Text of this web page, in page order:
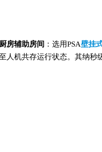
房辅助房间 ：选用PSA壁挂
人机共存运行状态。其纳秒